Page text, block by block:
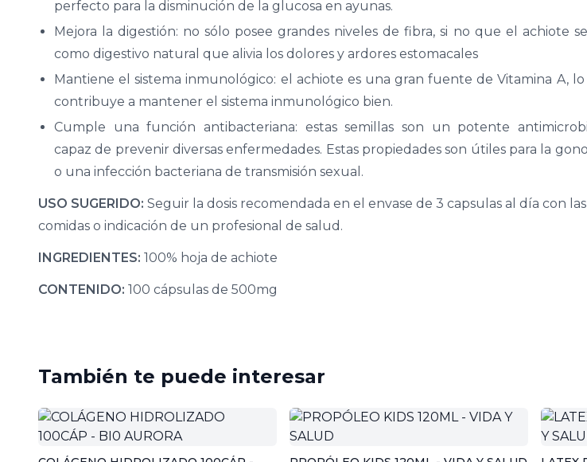
perfecto para la disminución de la glucosa en ayunas.
Mejora la digestión: no sólo posee grandes niveles de fibra, si no que el achiote
como digestivo natural que alivia los dolores y ardores estomacales
Mantiene el sistema inmunológico: el achiote es una gran fuente de Vitamina A,
contribuye a mantener el sistema inmunológico bien.
Cumple una función antibacteriana: estas semillas son un potente
capaz de prevenir diversas enfermedades. Estas propiedades son útiles para la
o una infección bacteriana de transmisión sexual.
USO SUGERIDO: Seguir la dosis recomendada en el envase de 3 capsulas al día con las
comidas o indicación de un profesional de salud.
INGREDIENTES: 100% hoja de achiote
CONTENIDO: 100 cápsulas de 500mg
También te puede interesar